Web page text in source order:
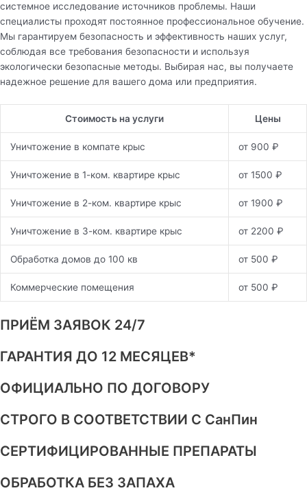
системное исследование источников проблемы. Наши
специалисты проходят постоянное профессиональное обучение.
Мы гарантируем безопасность и эффективность наших услуг,
соблюдая все требования безопасности и используя
экологически безопасные методы. Выбирая нас, вы получаете
надежное решение для вашего дома или предприятия.
Стоимость на услуги Цены
Уничтожение в компате крыс от 900 ₽
Уничтожение в 1-ком. квартире крыс от 1500 ₽
Уничтожение в 2-ком. квартире крыс от 1900 ₽
Уничтожение в 3-ком. квартире крыс от 2200 ₽
Обработка домов до 100 кв от 500 ₽
Коммерческие помещения от 500 ₽
ПРИЁМ ЗАЯВОК 24/7
ГАРАНТИЯ ДО 12 МЕСЯЦЕВ*
ОФИЦИАЛЬНО ПО ДОГОВОРУ
СТРОГО В СООТВЕТСТВИИ С СанПин
СЕРТИФИЦИРОВАННЫЕ ПРЕПАРАТЫ
ОБРАБОТКА БЕЗ ЗАПАХА